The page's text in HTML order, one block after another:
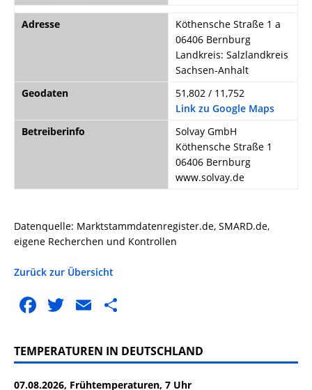
Adresse
Köthensche Straße 1 a
06406 Bernburg
Landkreis: Salzlandkreis
Sachsen-Anhalt
Geodaten
51,802 / 11,752
Link zu Google Maps
Betreiberinfo
Solvay GmbH
Köthensche Straße 1
06406 Bernburg
www.solvay.de
Datenquelle: Marktstammdatenregister.de, SMARD.de,
eigene Recherchen und Kontrollen
Zurück zur Übersicht
F
c
e
T
it
te
E
ai
l
le
n
TEMPERATUREN IN DEUTSCHLAND
07.08.2026, Frühtemperaturen, 7 Uhr